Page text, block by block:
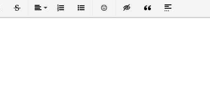
ЗачеркнутыйВыравнивание
Нумерованный список
Маркированный список
Вставить смайлик
Вставка скрытого текста
Вставка цитаты
Вставка